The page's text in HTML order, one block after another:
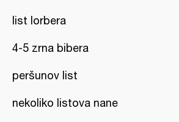
list lorbera
4-5 zrna bibera
peršunov list
nekoliko listova nane